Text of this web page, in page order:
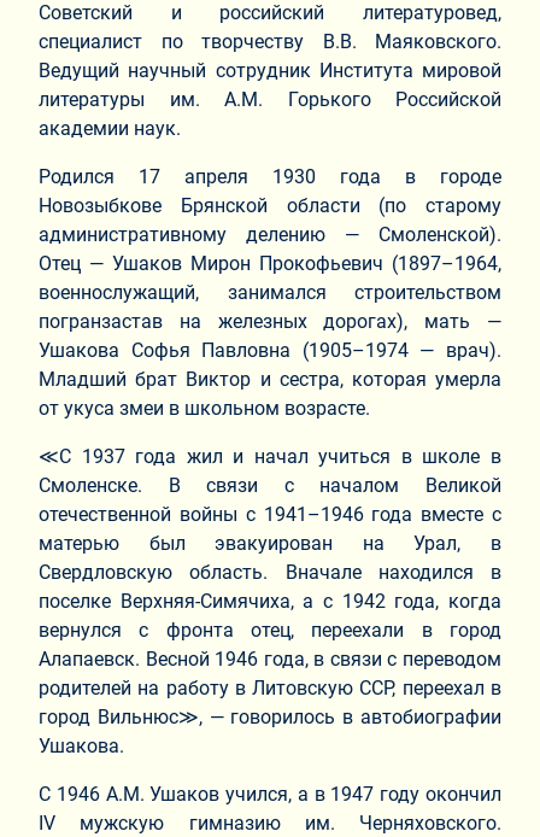
Советский и российский литературовед,
специалист по творчеству В.В. Маяковского.
Ведущий научный сотрудник Института мировой
литературы им. А.М. Горького Российской
академии наук.
Родился 17 апреля 1930 года в городе
Новозыбкове Брянской области (по старому
административному делению — Смоленской).
Отец — Ушаков Мирон Прокофьевич (1897–1964,
военнослужащий, занимался строительством
погранзастав на железных дорогах), мать —
Ушакова Софья Павловна (1905–1974 — врач).
Младший брат Виктор и сестра, которая умерла
от укуса змеи в школьном возрасте.
≪С 1937 года жил и начал учиться в школе в
Смоленске. В связи с началом Великой
отечественной войны с 1941–1946 года вместе с
матерью был эвакуирован на Урал, в
Свердловскую область. Вначале находился в
поселке Верхняя-Симячиха, а с 1942 года, когда
вернулся с фронта отец, переехали в город
Алапаевск. Весной 1946 года, в связи с переводом
родителей на работу в Литовскую ССР, переехал в
город Вильнюс≫, — говорилось в автобиографии
Ушакова.
С 1946 А.М. Ушаков учился, а в 1947 году окончил
IV мужскую гимназию им. Черняховского.